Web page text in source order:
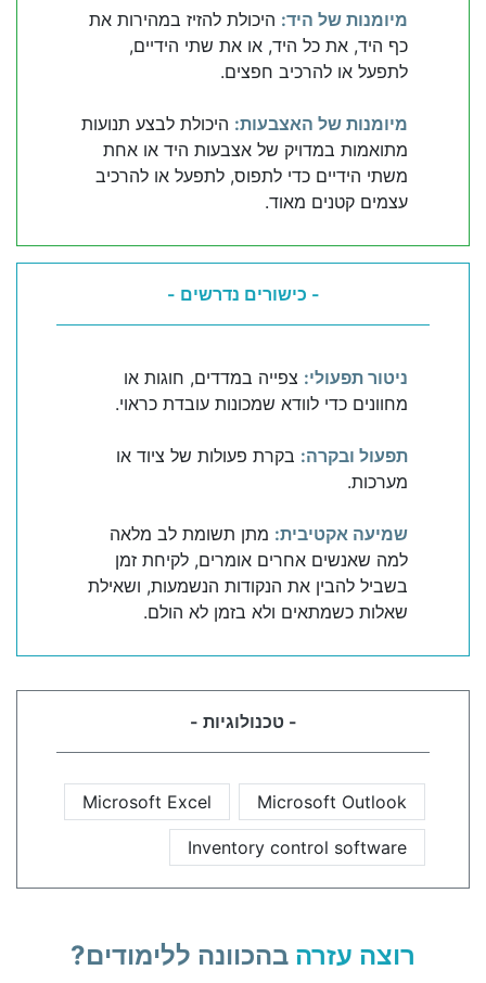
מיומנות של היד: היכולת להזיז במהירות את
כף היד, את כל היד, או את שתי הידיים,
לתפעל או להרכיב חפצים.
מיומנות של האצבעות: היכולת לבצע תנועות
מתואמות במדויק של אצבעות היד או אחת
משתי הידיים כדי לתפוס, לתפעל או להרכיב
עצמים קטנים מאוד.
- כישורים נדרשים -
ניטור תפעולי: צפייה במדדים, חוגות או
מחוונים כדי לוודא שמכונות עובדת כראוי.
תפעול ובקרה: בקרת פעולות של ציוד או
מערכות.
שמיעה אקטיבית: מתן תשומת לב מלאה
למה שאנשים אחרים אומרים, לקיחת זמן
בשביל להבין את הנקודות הנשמעות, ושאילת
שאלות כשמתאים ולא בזמן לא הולם.
- טכנולוגיות -
Microsoft Outlook
Microsoft Excel
Inventory control software
רוצה עזרה בהכוונה ללימודים?